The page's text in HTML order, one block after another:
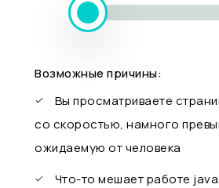
Возможные причины:
Вы просматриваете
со скоростью, намного
ожидаемую от человека
Что-то мешает работе